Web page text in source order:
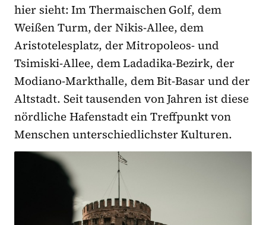
hier sieht: Im Thermaischen Golf, dem
Weißen Turm, der Nikis-Allee, dem
Aristotelesplatz, der Mitropoleos- und
Tsimiski-Allee, dem Ladadika-Bezirk, der
Modiano-Markthalle, dem Bit-Basar und der
Altstadt. Seit tausenden von Jahren ist diese
nördliche Hafenstadt ein Treffpunkt von
Menschen unterschiedlichster Kulturen.